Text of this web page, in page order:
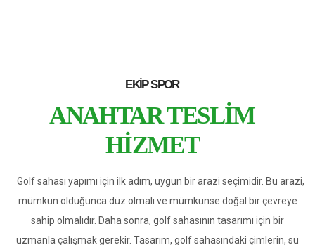
EKIP SPOR
ANAHTAR TESLIM
HIZMET
Golf sahası yapımı için ilk adım, uygun bir arazi seçimidir. Bu arazi,
mümkün olduğunca düz olmalı ve mümkünse doğal bir çevreye
sahip olmalıdır. Daha sonra, golf sahasının tasarımı için bir
uzmanla çalışmak gerekir. Tasarım, golf sahasındaki çimlerin, su